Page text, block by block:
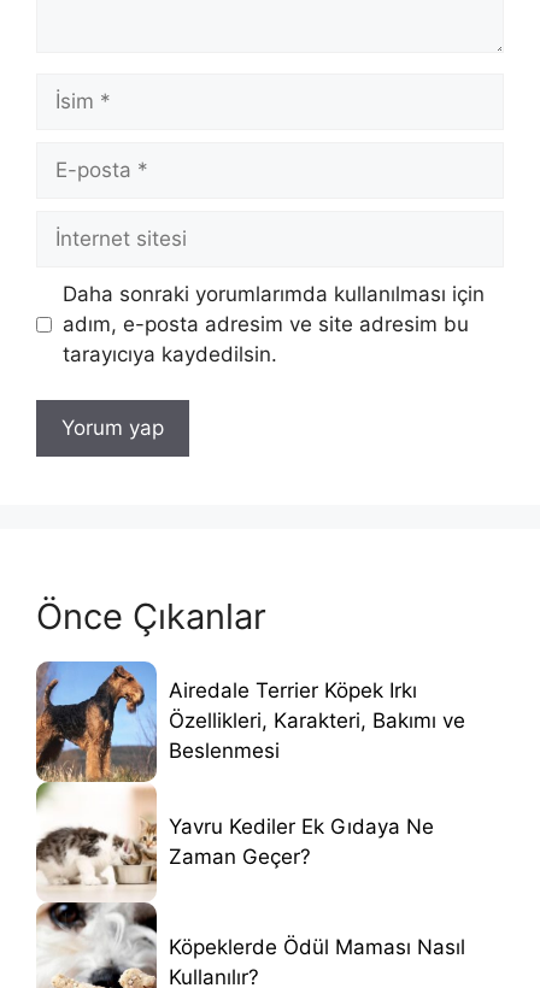
İsim
posta
İnternet
sitesi
Daha sonraki yorumlarımda kullanılması için
adım, e-posta adresim ve site adresim bu
tarayıcıya kaydedilsin.
Önce Çıkanlar
Airedale Terrier Köpek Irkı
Özellikleri, Karakteri, Bakımı ve
Beslenmesi
Yavru Kediler Ek Gıdaya Ne
Zaman Geçer?
Köpeklerde Ödül Maması Nasıl
Kullanılır?